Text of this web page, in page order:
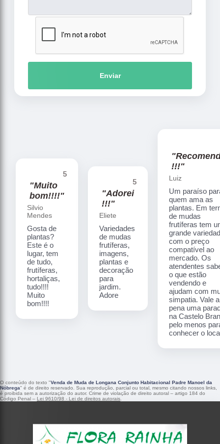
Enviar
5
"Muito
bom!!!!"
Silvio
Mendes
Gosta de
plantas?
Este é o
lugar, tem
de tudo,
frutíferas,
hortaliças,
tudo!!!!
Muito
bom!!!!
5
"Adorei
!!!"
Eliete
Variedades
de mudas
frutíferas,
imagens,
plantas e
decoração
para
jardim.
Adore
!!!"
Luiz
Um paraíso
quem ama as
plantas. Em
de mudas
frutíferas tem
grande
com o preço
compatível ao
mercado. Os
atendentes
o que estão
vendendo e
ajudam com
simpatia. Vale a
pena uma
na Castelo
pelo menos
conhecer o
O conteúdo do texto "Venda de Muda de Longana Conjunto Habitacional Padre Manoel da
Nóbrega" é de direito reservado. Sua reprodução, parcial ou total, mesmo citando nossos links,
é proibida sem a autorização do autor. Crime de violação de direito autoral – artigo 184 do
Código Penal – Lei 9610/98 - Lei de direitos autorais